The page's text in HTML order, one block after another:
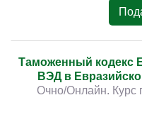
Таможенный кодекс
ВЭД в
Очно/Онлайн. Курс